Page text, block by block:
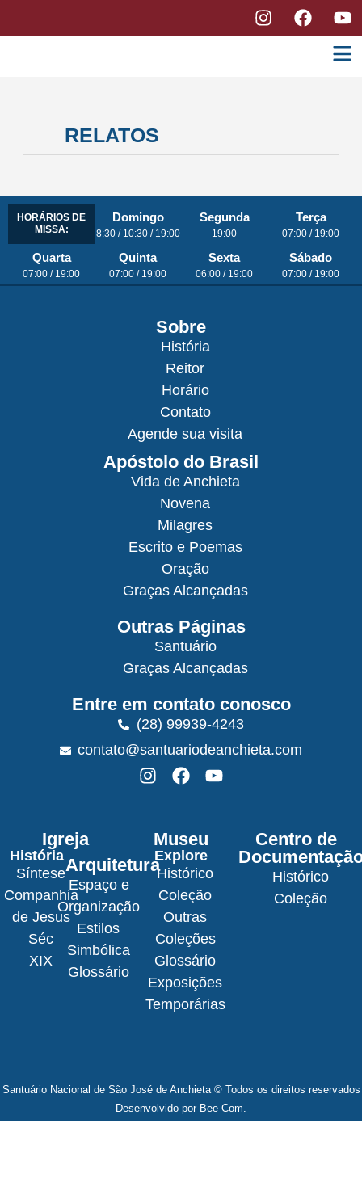
RELATOS
HORÁRIOS DE
MISSA:
Domingo
8:30 / 10:30 / 19:00
Segunda
19:00
Terça
07:00 / 19:00
Quarta
07:00 / 19:00
Quinta
07:00 / 19:00
Sexta
06:00 / 19:00
Sábado
07:00 / 19:00
Sobre
História
Reitor
Horário
Contato
Agende sua visita
Apóstolo do Brasil
Vida de Anchieta
Novena
Milagres
Escrito e Poemas
Oração
Graças Alcançadas
Outras Páginas
Santuário
Graças Alcançadas
Entre em contato conosco
(28) 99939-4243
contato@santuariodeanchieta.com
Igreja
História
Síntese
Companhia
de Jesus
Séc
XIX
Arquitetura
Espaço e
Organização
Estilos
Simbólica
Glossário
Museu
Explore
Histórico
Coleção
Outras
Coleções
Glossário
Exposições
Temporárias
Centro de
Histórico
Coleção
Santuário Nacional de São José de Anchieta © Todos os direitos reservados
Desenvolvido por Bee Com.